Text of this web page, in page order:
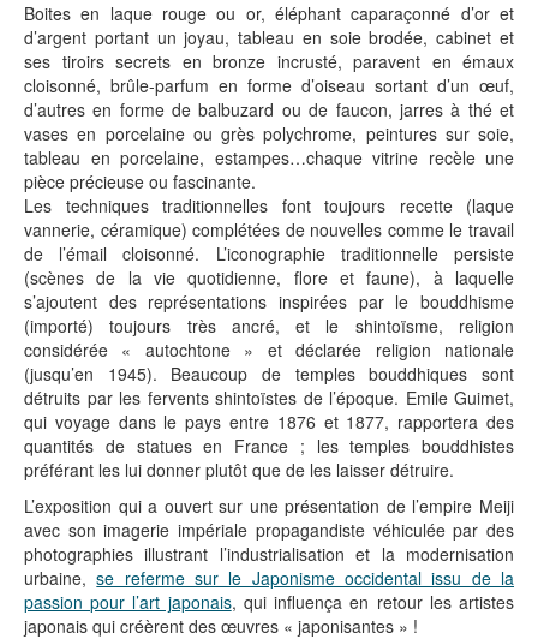
Boites en laque rouge ou or, éléphant caparaçonné d’or et
d’argent portant un joyau, tableau en soie brodée, cabinet et
ses tiroirs secrets en bronze incrusté, paravent en émaux
cloisonné, brûle-parfum en forme d’oiseau sortant d’un œuf,
d’autres en forme de balbuzard ou de faucon, jarres à thé et
vases en porcelaine ou grès polychrome, peintures sur soie,
tableau en porcelaine, estampes…chaque vitrine recèle une
pièce précieuse ou fascinante.
Les techniques traditionnelles font toujours recette (laque
vannerie, céramique) complétées de nouvelles comme le travail
de l’émail cloisonné. L’iconographie traditionnelle persiste
(scènes de la vie quotidienne, flore et faune), à laquelle
s’ajoutent des représentations inspirées par le bouddhisme
(importé) toujours très ancré, et le shintoïsme, religion
considérée « autochtone » et déclarée religion nationale
(jusqu’en 1945). Beaucoup de temples bouddhiques sont
détruits par les fervents shintoïstes de l’époque. Emile Guimet,
qui voyage dans le pays entre 1876 et 1877, rapportera des
quantités de statues en France ; les temples bouddhistes
préférant les lui donner plutôt que de les laisser détruire.
L’exposition qui a ouvert sur une présentation de l’empire Meiji
avec son imagerie impériale propagandiste véhiculée par des
photographies illustrant l’industrialisation et la modernisation
urbaine,se referme sur le Japonisme occidental issu de la
passion pour l’art japonais, qui influença en retour les artistes
japonais qui créèrent des œuvres « japonisantes » !